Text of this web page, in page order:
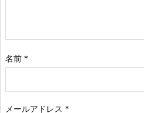
名前 *
メールアドレス *